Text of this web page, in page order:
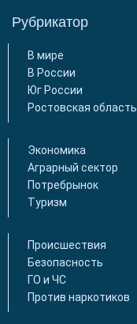
Рубрикатор
В мире
В России
Юг России
Ростовская область
Экономика
Аграрный сектор
Потребрынок
Туризм
Происшествия
Безопасность
ГО и ЧС
Против наркотиков